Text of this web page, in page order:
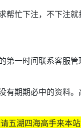
帮忙下注，不下注
第一时间联系客服
有期期必中的资料
五湖四海高手来本站